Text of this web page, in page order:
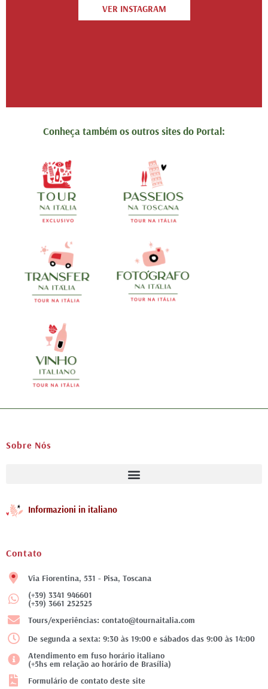
VER INSTAGRAM
Conheça também os outros sites do Portal:
Sobre Nós
Informazioni in italiano
Contato
Via Fiorentina, 531 - Pisa, Toscana
(+39) 3341 946601
(+39) 3661 252525
Tours/experiências: contato@tournaitalia.com
De segunda a sexta: 9:30 às 19:00 e sábados das 9:00 às 14:00
Atendimento em fuso horário italiano
(+5hs em relação ao horário de Brasília)
Formulário de contato deste site